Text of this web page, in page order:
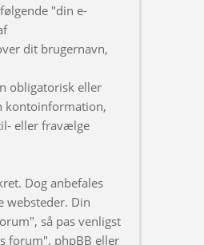
"din e-
dit brugernavn,
obligatorisk eller
kontoinformation,
eller fravælge
Dog anbefales
websteder. Din
så pas venligst
forum", phpBB eller